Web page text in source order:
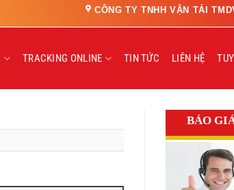
CÔNG TY TNHH VẬN TẢI
TRACKING ONLINE TIN TỨC LIÊN HỆ
BÁO